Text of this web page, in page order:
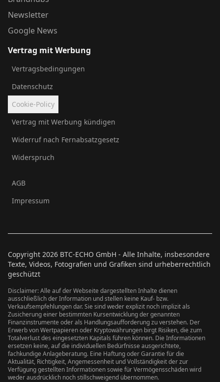
Newsletter
Google News
Vertrag mit Werbung
Vertragsbedingungen
Datenschutz
Cookie-Policy
Vertrag mit Werbung kündigen
Widerruf nach Fernabsatzgesetz
Widerspruch
AGB
Impressum
Copyright 2026 BTC-ECHO GmbH - Alle Inhalte, insbesondere
Texte, Videos, Fotografien und Grafiken sind urheberrechtlich
geschützt
Disclaimer: Alle auf der Webseite dargestellten Inhalte dienen
ausschließlich der Information und stellen keine Kauf- bzw.
Verkaufsempfehlungen dar. Sie sind weder explizit noch implizit als
Zusicherung einer bestimmten Kursentwicklung der genannten
Finanzinstrumente oder als Handlungsaufforderung zu verstehen. Der
Erwerb von Wertpapieren oder Kryptowährungen birgt Risiken, die zum
Totalverlust des eingesetzten Kapitals führen können. Die Informationen
ersetzen keine, auf die individuellen Bedürfnisse ausgerichtete,
fachkundige Anlageberatung. Eine Haftung oder Garantie für die
Aktualität, Richtigkeit, Angemessenheit und Vollständigkeit der zur
Verfügung gestellten Informationen sowie für Vermögensschäden wird
weder ausdrücklich noch stillschweigend übernommen.